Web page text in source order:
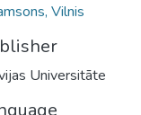
Vilnis
Universitāte